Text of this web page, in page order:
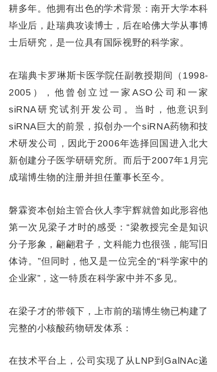
耕多年。他拥有出色的学术背景：南开大学本科
毕业后，赴瑞典攻读博士，后在哈佛大学从事博
士后研究，是一位具有国际视野的科学家。
在瑞典卡罗琳斯卡医学院任副教授期间（1998-
2005），他曾创立过一家ASO公司和一家
siRNA研究试剂开发公司。当时，他意识到
siRNA巨大的前景，拟创办一个siRNA药物和技
术研发公司，因此于2006年选择回国进入北大
新创建分子医学研研究所。而后于2007年1月完
成瑞博生物的注册并担任董事长至今。
磐霖资本创始主管合伙人李宇辉就曾如此形容他
第一次见梁子才时的感受：“梁教授完全是知识
分子形象，翩翩君子，文科能力也很强，能写旧
体诗。”但同时，他又是一位完全的“科学家中的
企业家”，这一特质在科学家中并不多见。
在梁子才的带领下，上市前的瑞博生物已构建了
完整的小核酸药物研发体系：
在技术平台上，公司实现了从LNP到GalNAc递